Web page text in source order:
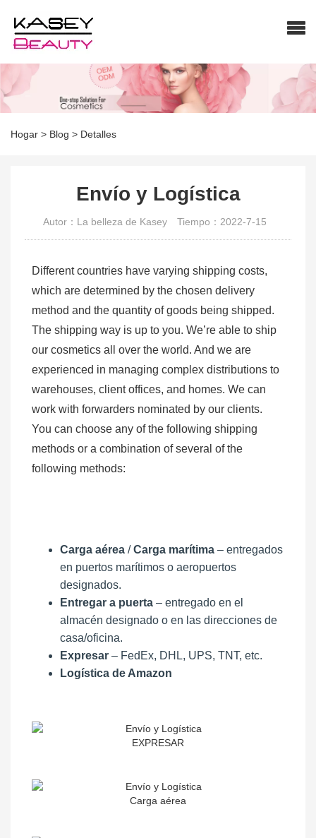
Hogar > Blog > Detalles
Envío y Logística
Autor：La belleza de Kasey Tiempo：2022-7-15
Different countries have varying shipping costs,
which are determined by the chosen delivery
method and the quantity of goods being shipped.
The shipping way is up to you. We’re able to ship
our cosmetics all over the world. And we are
experienced in managing complex distributions to
warehouses, client offices, and homes. We can
work with forwarders nominated by our clients.
You can choose any of the following shipping
methods or a combination of several of the
following methods:
Carga aérea /Carga marítima – entregados
en puertos marítimos o aeropuertos
designados.
Entregar a puerta – entregado en el
almacén designado o en las direcciones de
casa/oficina.
Expresar – FedEx, DHL, UPS, TNT, etc.
Logística de Amazon
EXPRESAR
Carga aérea